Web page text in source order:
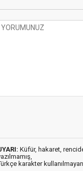
Küfür, hakaret,
karakter